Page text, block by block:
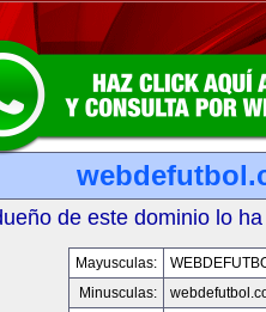
de este dominio lo
Mayusculas:
Minusculas: